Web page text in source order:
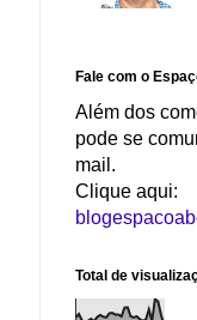
Fale com o
Além dos
pode se
mail.
Clique aqui:
Total de